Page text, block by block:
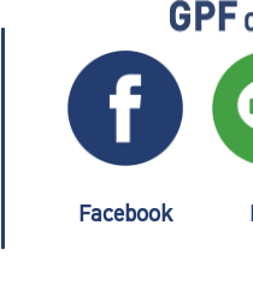
Facebook